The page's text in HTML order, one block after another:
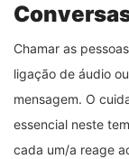
Chamar as
ligação de áudio
mensagem. O
essencial neste
cada um/a reage